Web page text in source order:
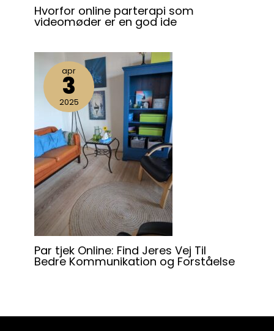
Hvorfor online parterapi som
videomøder er en god ide
apr
3
2025
Par tjek Online: Find Jeres Vej Til
Bedre Kommunikation og Forståelse